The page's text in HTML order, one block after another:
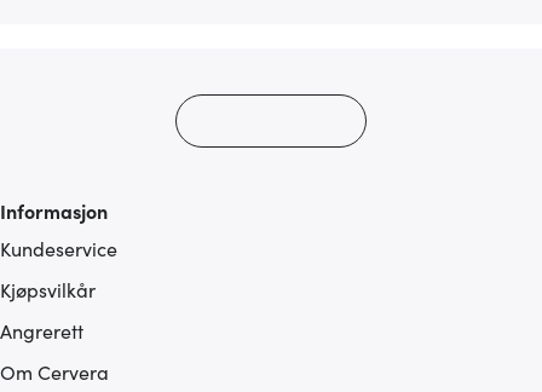
Informasjon
Kundeservice
Kjøpsvilkår
Angrerett
Om Cervera